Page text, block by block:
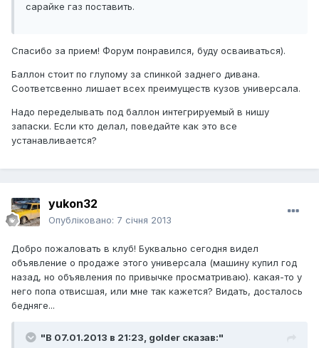
сарайке газ поставить.
Спасибо за прием! Форум понравился, буду осваиваться).
Баллон стоит по глупому за спинкой заднего дивана.
Соответсвенно лишает всех преимуществ кузов универсала.
Надо переделывать под баллон интегрируемый в нишу
запаски. Если кто делал, поведайте как это все
устанавливается?
yukon32
Опубліковано: 7 січня 2013
Добро пожаловать в клуб! Буквально сегодня видел
объявление о продаже этого универсала (машину купил год
назад, но объявления по привычке просматриваю). какая-то у
него попа отвисшая, или мне так кажется? Видать, досталось
бедняге...
"В 07.01.2013 в 21:23, golder сказав:"